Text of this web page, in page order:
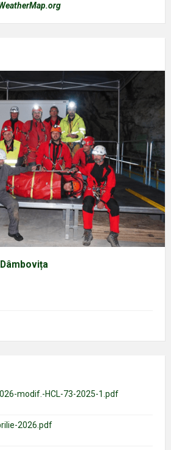
modif.-HCL-73-2025-1.pdf
2026.pdf